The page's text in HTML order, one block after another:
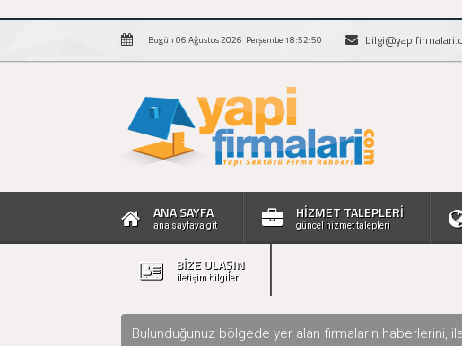
Bugün 06 Ağustos 2026 Perşembe 18:52:51
ANA SAYFA
ana sayfaya git
HİZMET TALEPLERİ
güncel hizmet talepleri
BİZE ULAŞIN
iletişim bilgileri
Bulunduğunuz bölgede yer alan firmaların haberlerini,